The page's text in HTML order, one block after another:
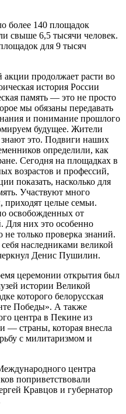
более 140 площадок
свыше 6,5 тысячи человек.
для 9 тысяч
продолжает расти во
история России
память — это не просто
мы обязаны передавать
и понимание прошлого
будущее. Жители
это. Подвиги наших
определили, как
Сегодня на площадках в
возрастов и профессий,
показать, насколько для
Участвуют много
целые семьи.
освобожденных от
Для них это особенно
только проверка знаний.
наследниками великой
Денис Пушилин.
церемонии открытия был
истории Великой
которого белорусская
Победы». А также
центра в Пекине из
— страны, которая внесла
с милитаризмом и
центра
поприветствовали
Кравцов и губернатор